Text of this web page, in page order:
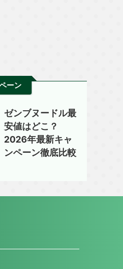
ーン
ゼンブヌードル最
安値はどこ？
2026年最新キャ
ンペーン徹底比較